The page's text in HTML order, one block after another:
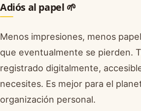
Adiós al papel 🌱
Menos impresiones, menos
que eventualmente se pierden.
registrado digitalmente,
necesites. Es mejor para el
organización personal.